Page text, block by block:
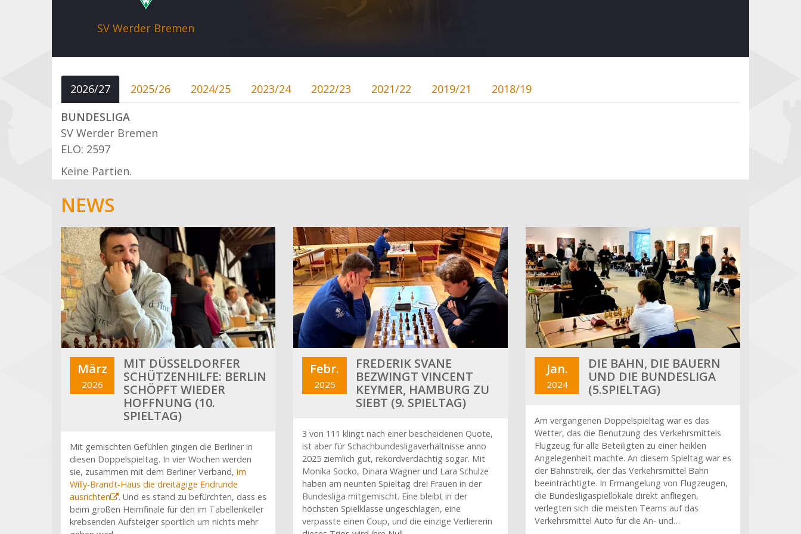
SV Werder Bremen
2026/27 2025/26 2024/25 2023/24 2022/23 2021/22 2019/21
2018/19
BUNDESLIGA
SV Werder Bremen
ELO: 2597
Keine Partien.
NEWS
März
2026
MIT DÜSSELDORFER
SCHÜTZENHILFE: BERLIN
SCHÖPFT WIEDER
HOFFNUNG (10.
SPIELTAG)
Mit gemischten Gefühlen gingen die Berliner in
diesen Doppelspieltag. In vier Wochen werden
sie, zusammen mit dem Berliner Verband, im
Willy-Brandt-Haus die dreitägige Endrunde
ausrichten
. Und es stand zu befürchten, dass es
beim großen Heimfinale für den im Tabellenkeller
krebsenden Aufsteiger sportlich um nichts mehr
Febr.
2025
FREDERIK SVANE
BEZWINGT VINCENT
KEYMER, HAMBURG ZU
SIEBT (9. SPIELTAG)
3 von 111 klingt nach einer bescheidenen Quote,
ist aber für Schachbundesligaverhältnisse anno
2025 ziemlich gut, rekordverdächtig sogar. Mit
Monika Socko, Dinara Wagner und Lara Schulze
haben am neunten Spieltag drei Frauen in der
Bundesliga mitgemischt. Eine bleibt in der
höchsten Spielklasse ungeschlagen, eine
verpasste einen Coup, und die einzige Verliererin
Jan.
2024
DIE BAHN, DIE BAUERN
UND DIE BUNDESLIGA
(5.SPIELTAG)
Am vergangenen Doppelspieltag war es das
Wetter, das die Benutzung des Verkehrsmittels
Flugzeug für alle Beteiligten zu einer heiklen
Angelegenheit machte. An diesem Spieltag war es
der Bahnstreik, der das Verkehrsmittel Bahn
beeinträchtigte. In Ermangelung von Flugzeugen,
die Bundesligaspiellokale direkt anfliegen,
verlegten sich die meisten Teams auf das
Verkehrsmittel Auto für die An- und…